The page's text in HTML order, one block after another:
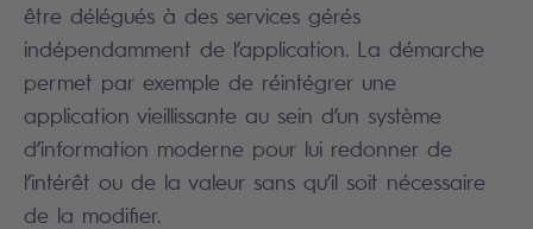
être délégués à des services gérés
indépendamment de l’application. La démarche
permet par exemple de réintégrer une
application vieillissante au sein d’un système
d’information moderne pour lui redonner de
l’intérêt ou de la valeur sans qu’il soit nécessaire
de la modifier.